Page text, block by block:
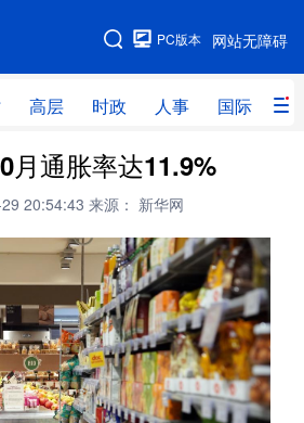
网站无障碍
PC版本
高层 时政 人事 国际 财
网站地图
时政
经 网评
智库 全球连线 教育
创 量子 体育
画 健康 军事
频 图片 政务
月通胀率达11.9%
20:54:43 来源： 新华网